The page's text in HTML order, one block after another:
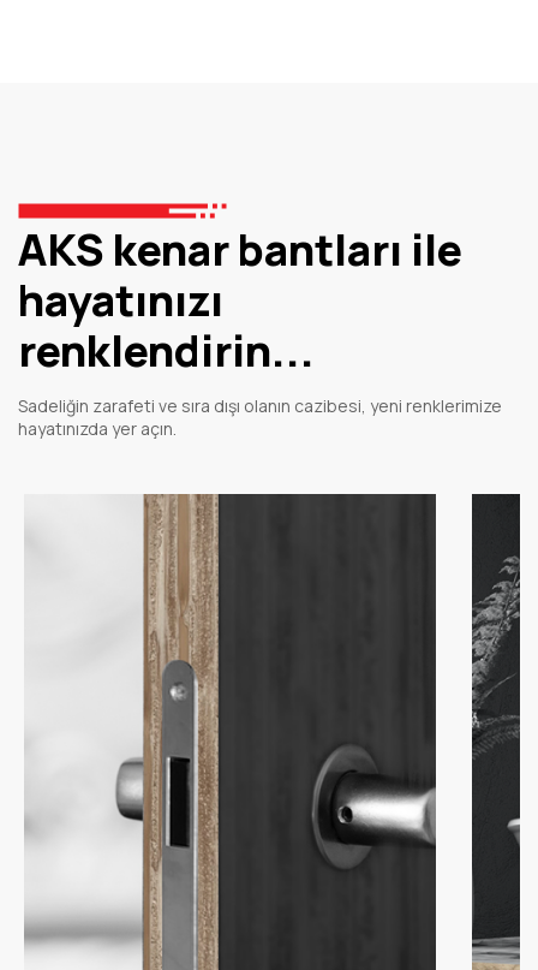
AKS kenar bantları ile
hayatınızı
renklendirin...
Sadeliğin zarafeti ve sıra dışı olanın cazibesi, yeni renklerimize
hayatınızda yer açın.